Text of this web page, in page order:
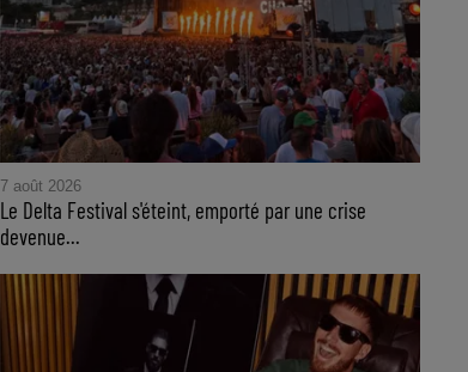
7 août 2026
Le Delta Festival s'éteint, emporté par une crise
devenue...